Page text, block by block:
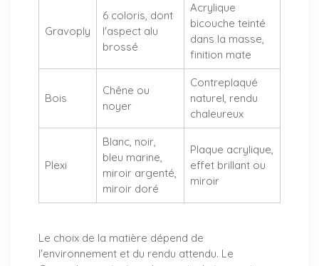
Gravoply
6 coloris, dont
l'aspect alu
brossé
Acrylique
bicouche teinté
dans la masse,
finition mate
Bois
Chêne ou
noyer
Contreplaqué
naturel, rendu
chaleureux
Plexi
Blanc, noir,
bleu marine,
miroir argenté,
miroir doré
Plaque acrylique,
effet brillant ou
miroir
Le choix de la matière dépend de
l'environnement et du rendu attendu. Le